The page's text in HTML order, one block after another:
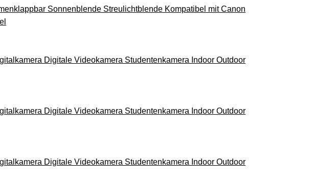
Sonnenblende Streulichtblende Kompatibel mit Canon
Digitale Videokamera Studentenkamera Indoor Outdoor
Digitale Videokamera Studentenkamera Indoor Outdoor
Digitale Videokamera Studentenkamera Indoor Outdoor